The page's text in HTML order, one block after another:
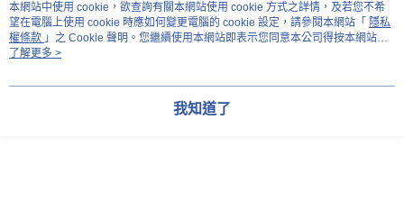
熱門標籤
本網站中使用 cookie，欲查詢有關本網站使用 cookie 方式之詳情，及若您不希
望在電腦上使用 cookie 時應如何變更電腦的 cookie 設定，請參閱本網站「 隱私
權條款 」之 Cookie 聲明。您繼續使用本網站即表示您同意本公司得按本網站使
用條款之 Cookie 聲明使用 cookie。
了解更多 >
我知道了